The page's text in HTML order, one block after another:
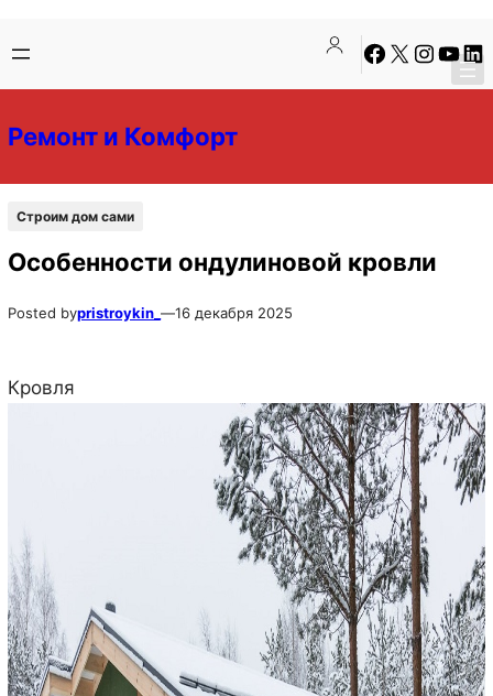
содержимому
содержимому
Facebook
X Instagram
Ремонт и Комфорт
Строим дом сами
Особенности ондулиновой кровли
Posted bypristroykin_ —16 декабря 2025
Кровля